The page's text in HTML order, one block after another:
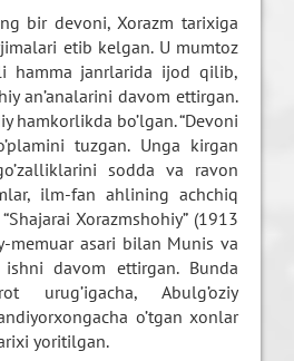
bir devoni, Xorazm tarixiga
etib kelgan. U mumtoz
hamma janrlarida ijod qilib,
an’analarini davom ettirgan.
hamkorlikda bo’lgan. “Devoni
tuzgan. Unga kirgan
sodda va ravon
ilm-fan ahlining achchiq
Xorazmshohiy” (1913
memuar asari bilan Munis va
davom ettirgan. Bunda
urug’igacha, Abulg’oziy
o’tgan xonlar
yoritilgan.